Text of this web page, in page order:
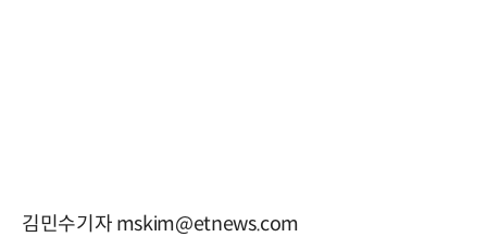
김민수기자 mskim@etnews.com